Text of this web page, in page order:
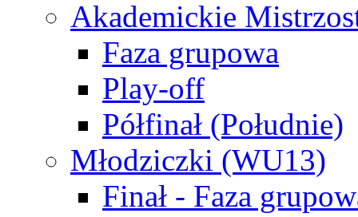
Akademickie
Faza grupowa
Play-off
Półfinał (Południe)
Młodziczki (WU13)
Finał - Faza